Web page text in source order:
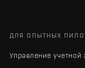
ДЛЯ ОПЫТНЫХ
Управление учетной